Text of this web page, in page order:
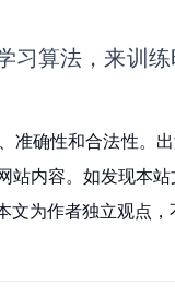
习算法，来训
准确性和合法性。
站内容。如发现本
为作者独立观点，